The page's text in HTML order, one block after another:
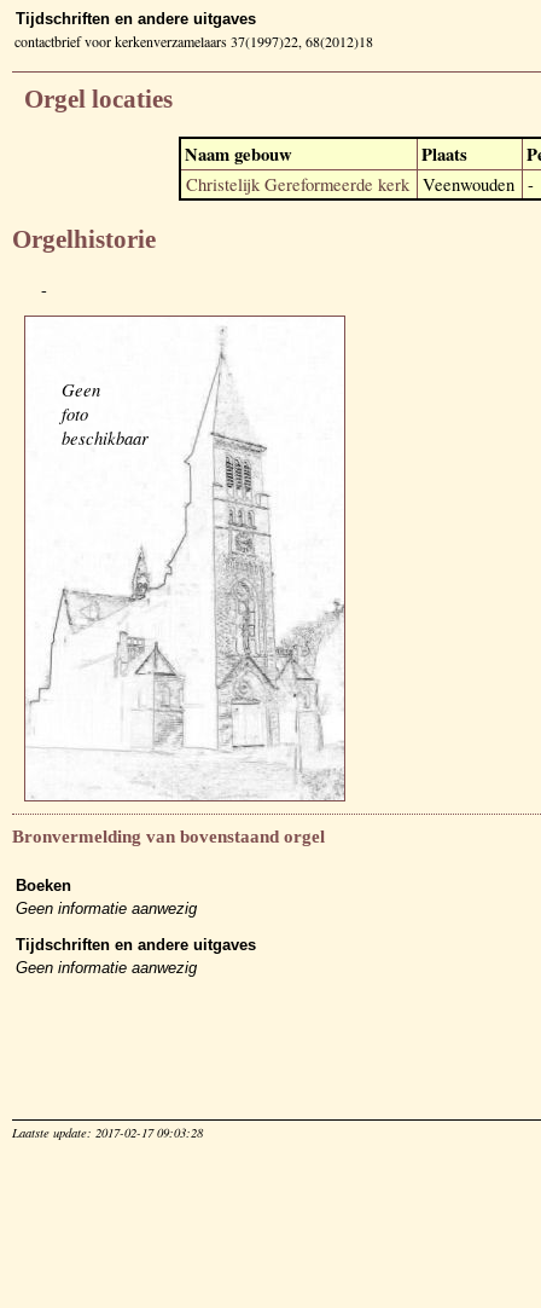
Tijdschriften en andere uitgaves
contactbrief voor kerkenverzamelaars 37(1997)22, 68(2012)18
Orgel locaties
Naam gebouw Plaats
Christelijk Gereformeerde kerk Veenwouden -
Orgelhistorie
-
Geen
foto
beschikbaar
Bronvermelding van bovenstaand orgel
Boeken
Geen informatie aanwezig
Tijdschriften en andere uitgaves
Geen informatie aanwezig
Laatste update: 2017-02-17 09:03:28